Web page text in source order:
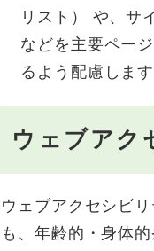
リスト） や、サ
などを主要ペー
るよう配慮します
ウェブアク
ウェブアクセシビ
も、年齢的・身体